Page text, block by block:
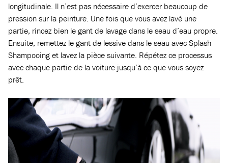
longitudinale. Il n’est pas nécessaire d’exercer beaucoup de
pression sur la peinture. Une fois que vous avez lavé une
partie, rincez bien le gant de lavage dans le seau d’eau propre.
Ensuite, remettez le gant de lessive dans le seau avec Splash
Shampooing et lavez la pièce suivante. Répétez ce processus
avec chaque partie de la voiture jusqu’à ce que vous soyez
prêt.